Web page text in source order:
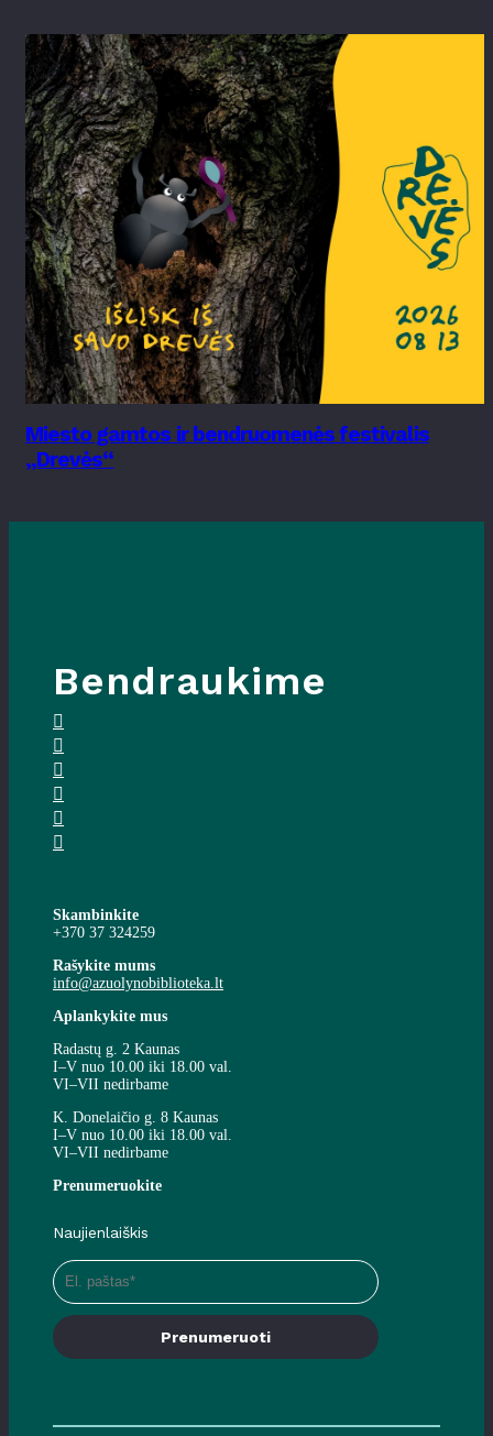
Miesto gamtos ir bendruomenės festivalis
„Drevės“
Bendraukime
Skambinkite
+370 37 324259
Rašykite mums
info@azuolynobiblioteka.lt
Aplankykite mus
Radastų g. 2 Kaunas
I–V nuo 10.00 iki 18.00 val.
VI–VII nedirbame
K. Donelaičio g. 8 Kaunas
I–V nuo 10.00 iki 18.00 val.
VI–VII nedirbame
Prenumeruokite
Naujienlaiškis
Prenumeruoti